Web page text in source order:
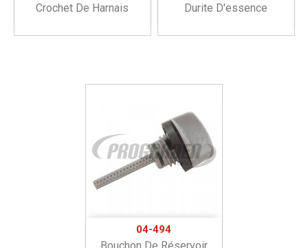
Crochet De Harnais Durite D'essence
04-494